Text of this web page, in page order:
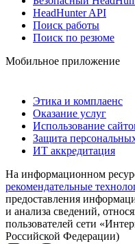
HeadHunter API
Поиск работы
Поиск по резюме
Мобильное приложение
Этика и комплаенс
Оказание услуг
Использование
Защита
ИТ аккредитация
На информационном
рекомендательные
предоставления
и анализа сведений,
пользователей сети
Российской Федерации)